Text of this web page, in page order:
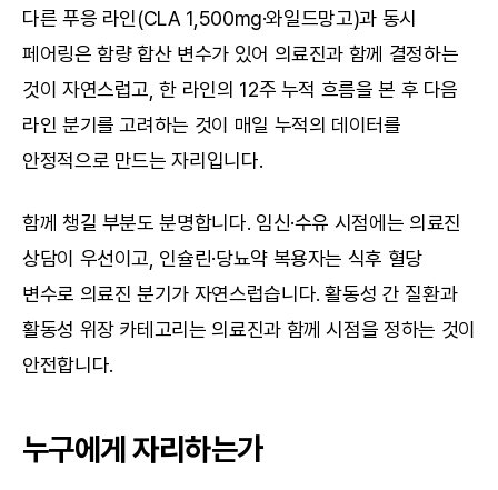
다른 푸응 라인(CLA 1,500mg·와일드망고)과 동시
페어링은 함량 합산 변수가 있어 의료진과 함께 결정하는
것이 자연스럽고, 한 라인의 12주 누적 흐름을 본 후 다음
라인 분기를 고려하는 것이 매일 누적의 데이터를
안정적으로 만드는 자리입니다.
함께 챙길 부분도 분명합니다. 임신·수유 시점에는 의료진
상담이 우선이고, 인슐린·당뇨약 복용자는 식후 혈당
변수로 의료진 분기가 자연스럽습니다. 활동성 간 질환과
활동성 위장 카테고리는 의료진과 함께 시점을 정하는 것이
안전합니다.
누구에게 자리하는가